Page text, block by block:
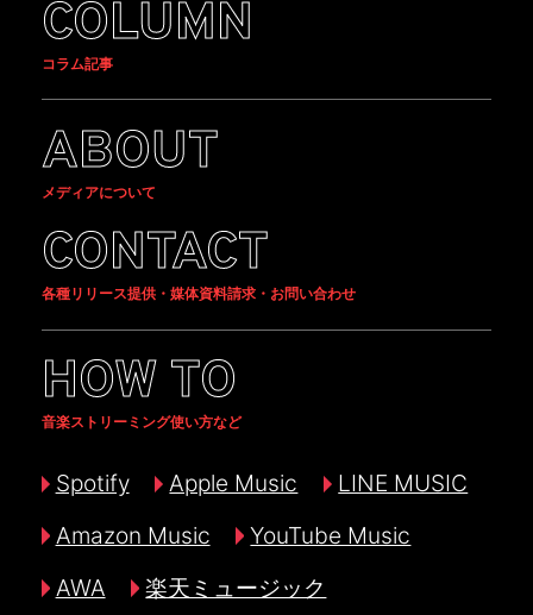
COLUMN
コラム記事
ABOUT
メディアについて
CONTACT
各種リリース提供・媒体資料請求・お問い合わせ
HOW TO
音楽ストリーミング使い方など
Spotify Apple Music
LINE MUSIC
Amazon Music
YouTube Music
AWA
楽天ミュージック